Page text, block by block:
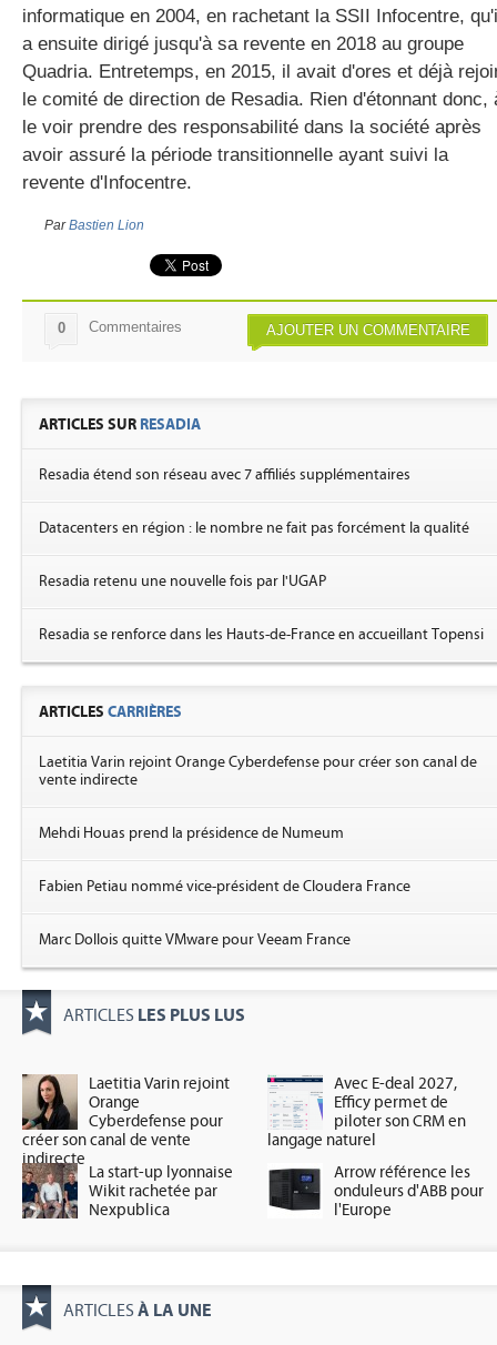
informatique en 2004, en rachetant la SSII Infocentre,
a ensuite dirigé jusqu'à sa revente en 2018 au groupe
Quadria. Entretemps, en 2015, il avait d'ores et déjà
le comité de direction de Resadia. Rien d'étonnant donc,
le voir prendre des responsabilité dans la société après
avoir assuré la période transitionnelle ayant suivi la
revente d'Infocentre.
ParBastien Lion
AJOUTER UN COMMENTAIRE
0 Commentaires
ARTICLES SUR RESADIA
Resadia étend son réseau avec 7 affiliés supplémentaires
Datacenters en région : le nombre ne fait pas forcément la qualité
Resadia retenu une nouvelle fois par l'UGAP
Resadia se renforce dans les Hauts-de-France en accueillant Topensi
ARTICLES CARRIÈRES
Laetitia Varin rejoint Orange Cyberdefense pour créer son canal de
vente indirecte
Mehdi Houas prend la présidence de Numeum
Fabien Petiau nommé vice-président de Cloudera France
Marc Dollois quitte VMware pour Veeam France
ARTICLES LES PLUS LUS
Laetitia Varin rejoint
Orange
Cyberdefense pour
créer son canal de vente
indirecte
Avec E-deal 2027,
Efficy permet de
piloter son CRM en
langage naturel
La start-up lyonnaise
Wikit rachetée par
Nexpublica
Arrow référence les
onduleurs d'ABB pour
l'Europe
ARTICLES À LA UNE